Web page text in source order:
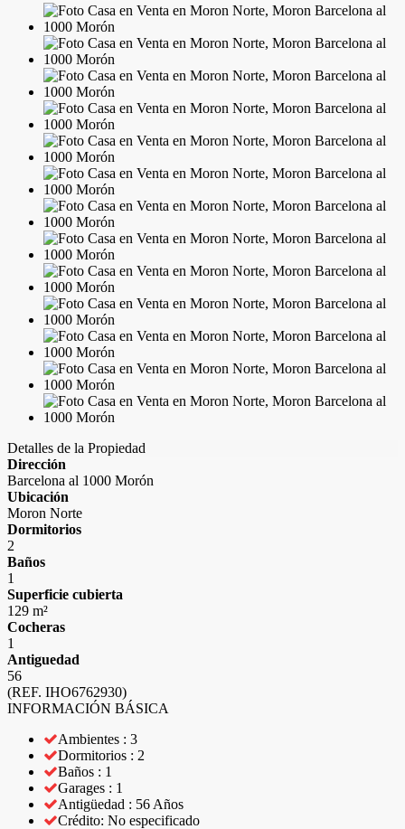
Detalles de la Propiedad
Dirección
Barcelona al 1000 Morón
Ubicación
Moron Norte
Dormitorios
2
Baños
1
Superficie cubierta
129 m²
Cocheras
1
Antiguedad
56
(REF. IHO6762930)
INFORMACIÓN BÁSICA
Ambientes : 3
Dormitorios : 2
Baños : 1
Garages : 1
Antigüedad : 56 Años
Crédito: No especificado